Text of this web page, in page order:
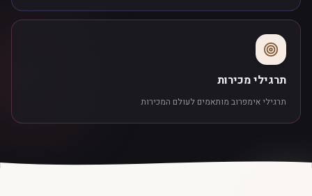
תרגילי מכירות
תרגילי אימפרוב מותאמים לעולם המכירות